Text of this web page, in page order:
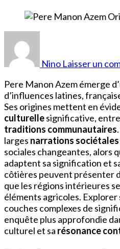
Nino Laisser un
Pere Manon Azem émerge
d’influences latines,
Ses origines mettent en
culturellesignificative,
traditions communautaires
larges narrations sociétales
sociales changeantes, alors
adaptent sa signification et
côtières peuvent présenter
que les régions intérieures
éléments agricoles. Explorer
couches complexes de
enquête plus approfondie
culturel et sa résonance